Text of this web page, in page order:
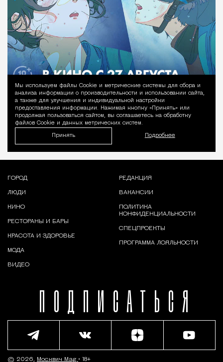
Уведомление
Мы используем файлы Сookie и метрические системы для сбора и
анализа информации о производительности и использовании сайта,
а также для улучшения и индивидуальной настройки
предоставления информации. Нажимая кнопку «Принять» или
продолжая пользоваться сайтом, вы соглашаетесь на обработку
файлов Cookie и данных метрических систем.
Принять Подробнее
ПОДПИСАТЬСЯ
ГОРОД
ЛЮДИ
КИНО
РЕСТОРАНЫ И БАРЫ
КРАСОТА И ЗДОРОВЬЕ
МОДА
ВИДЕО
РЕДАКЦИЯ
ВАКАНСИИ
ПОЛИТИКА
КОНФИДЕНЦИАЛЬНОСТИ
СПЕЦПРОЕКТЫ
ПРОГРАММА ЛОЯЛЬНОСТИ
© 2026, Москвич Mag • 18+